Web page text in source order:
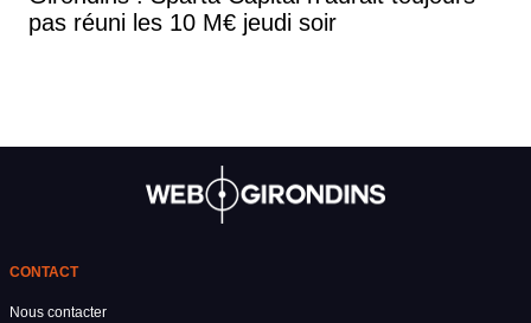
pas réuni les 10 M€ jeudi soir
CONTACT
Nous contacter